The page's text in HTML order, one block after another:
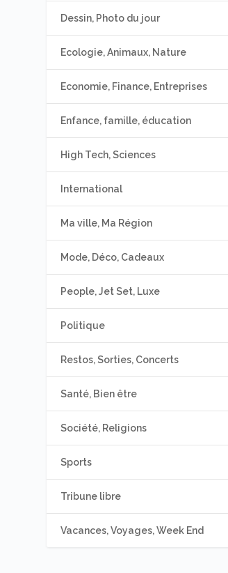
Dessin, Photo du jour
Ecologie, Animaux, Nature
Economie, Finance, Entreprises
Enfance, famille, éducation
High Tech, Sciences
International
Ma ville, Ma Région
Mode, Déco, Cadeaux
People, Jet Set, Luxe
Politique
Restos, Sorties, Concerts
Santé, Bien être
Société, Religions
Sports
Tribune libre
Vacances, Voyages, Week End